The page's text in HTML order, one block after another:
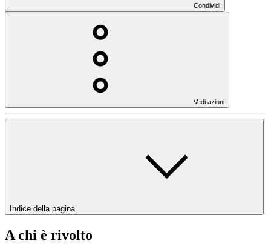
Condividi
Vedi azioni
Indice della pagina
A chi è rivolto